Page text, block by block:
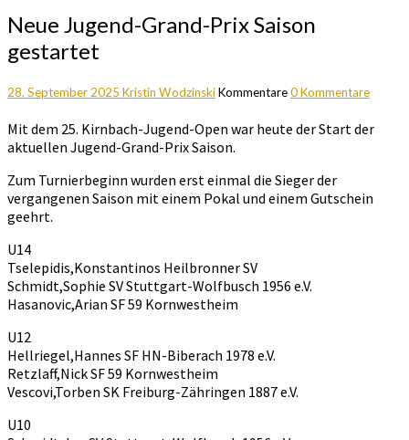
Neue Jugend-Grand-Prix Saison
gestartet
28. September 2025 Kristin WodzinskiKommentare0 Kommentare
Mit dem 25. Kirnbach-Jugend-Open war heute der Start der
aktuellen Jugend-Grand-Prix Saison.
Zum Turnierbeginn wurden erst einmal die Sieger der
vergangenen Saison mit einem Pokal und einem Gutschein
geehrt.
U14
Tselepidis,Konstantinos Heilbronner SV
Schmidt,Sophie SV Stuttgart-Wolfbusch 1956 e.V.
Hasanovic,Arian SF 59 Kornwestheim
U12
Hellriegel,Hannes SF HN-Biberach 1978 e.V.
Retzlaff,Nick SF 59 Kornwestheim
Vescovi,Torben SK Freiburg-Zähringen 1887 e.V.
U10